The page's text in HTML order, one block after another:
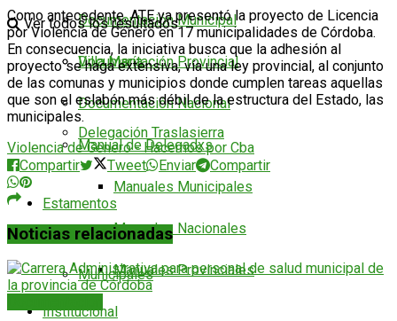
Documentación Municipal
Documentación Provincial
Documentación Nacional
Manual de Delegadxs
Manuales Municipales
Manuales Nacionales
Manuales Provinciales
Institucional
Villa María
Delegación Traslasierra
Estamentos
Municipales
Ver todos los resultados
Como antecedente, ATE ya presentó la proyecto de Licencia
por Violencia de Género en 17 municipalidades de Córdoba.
En consecuencia, la iniciativa busca que la adhesión al
proyecto se haga extensiva, vía una ley provincial, al conjunto
de las comunas y municipios donde cumplen tareas aquellas
que son el eslabón más débil de la estructura del Estado, las
municipales.
Violencia de Genero - Hacemos por Cba
Compartir
Tweet Enviar Compartir
Noticias relacionadas